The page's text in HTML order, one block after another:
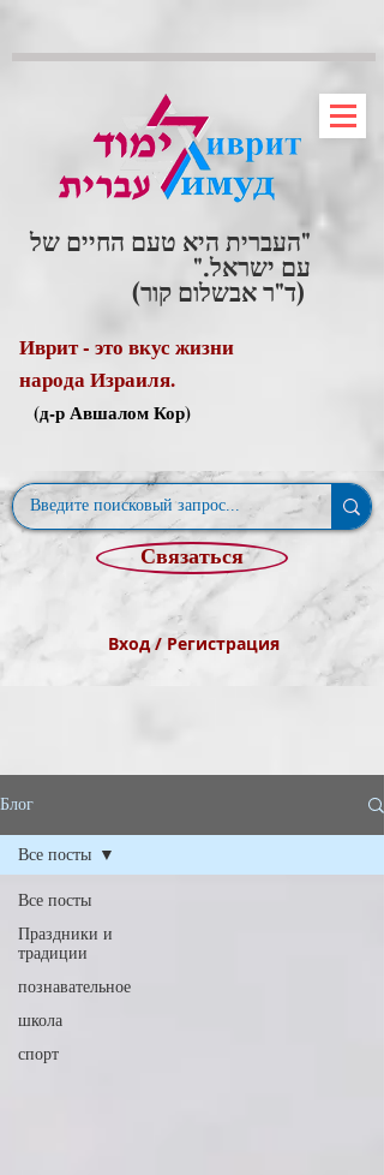
"העברית היא טעם החיים של
עם ישראל."
(ד"ר אבשלום קור)
Иврит - это вкус жизни
народа Израиля.
(д-р Авшалом Кор)
Связаться
Вход / Регистрация
Блог
Все посты
Праздники и
традиции
познавательное
школа
спорт
Все посты